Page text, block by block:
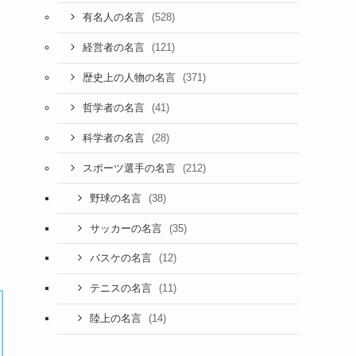
有名人の名言 (528)
経営者の名言 (121)
歴史上の人物の名言 (371)
哲学者の名言 (41)
科学者の名言 (28)
スポーツ選手の名言 (212)
野球の名言 (38)
サッカーの名言 (35)
バスケの名言 (12)
テニスの名言 (11)
陸上の名言 (14)